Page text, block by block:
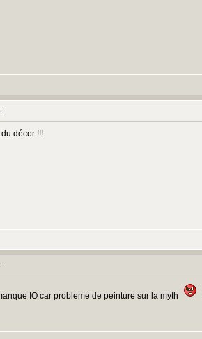
décor !!!
IO car probleme de peinture sur la myth